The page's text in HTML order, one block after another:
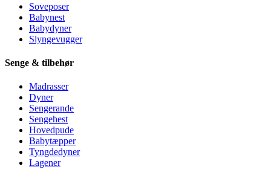
Soveposer
Babynest
Babydyner
Slyngevugger
Senge & tilbehør
Madrasser
Dyner
Sengerande
Sengehest
Hovedpude
Babytæpper
Tyngdedyner
Lagener